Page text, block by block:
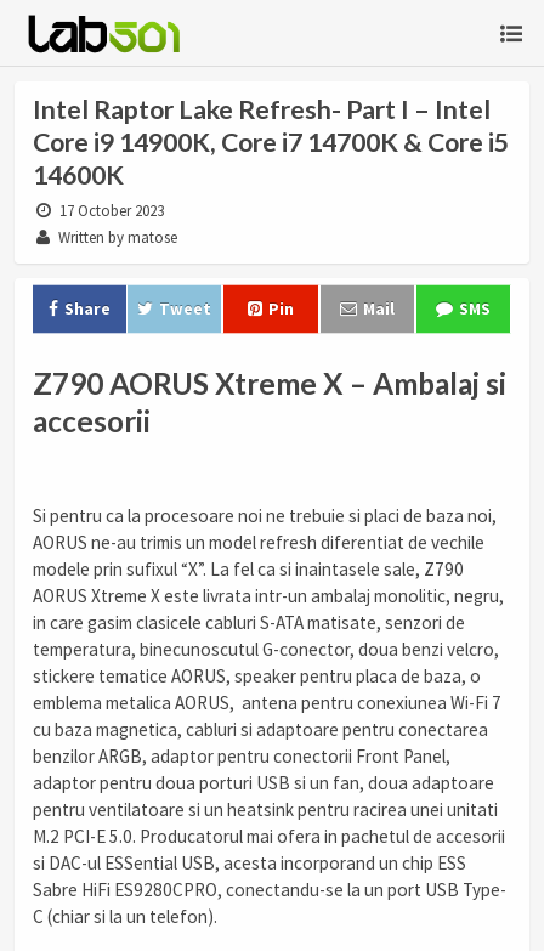
Intel Raptor Lake Refresh- Part I – Intel
Core i9 14900K, Core i7 14700K & Core i5
14600K
17 October 2023
Written by matose
Share Tweet Pin Mail SMS
Z790 AORUS Xtreme X – Ambalaj si
accesorii
Si pentru ca la procesoare noi ne trebuie si placi de baza noi,
AORUS ne-au trimis un model refresh diferentiat de vechile
modele prin sufixul “X”. La fel ca si inaintasele sale, Z790
AORUS Xtreme X este livrata intr-un ambalaj monolitic, negru,
in care gasim clasicele cabluri S-ATA matisate, senzori de
temperatura, binecunoscutul G-conector, doua benzi velcro,
stickere tematice AORUS, speaker pentru placa de baza, o
emblema metalica AORUS, antena pentru conexiunea Wi-Fi 7
cu baza magnetica, cabluri si adaptoare pentru conectarea
benzilor ARGB, adaptor pentru conectorii Front Panel,
adaptor pentru doua porturi USB si un fan, doua adaptoare
pentru ventilatoare si un heatsink pentru racirea unei unitati
M.2 PCI-E 5.0. Producatorul mai ofera in pachetul de accesorii
si DAC-ul ESSential USB, acesta incorporand un chip ESS
Sabre HiFi ES9280CPRO, conectandu-se la un port USB Type-
C (chiar si la un telefon).